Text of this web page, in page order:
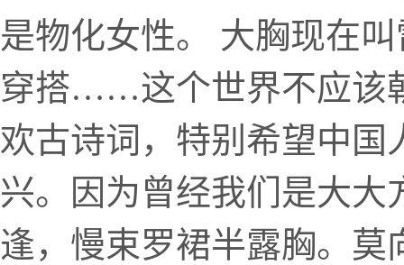
是物化女性。 大胸现在
穿搭……这个世界不应该
欢古诗词，特别希望中国
兴。因为曾经我们是大
逢，慢束罗裙半露胸。